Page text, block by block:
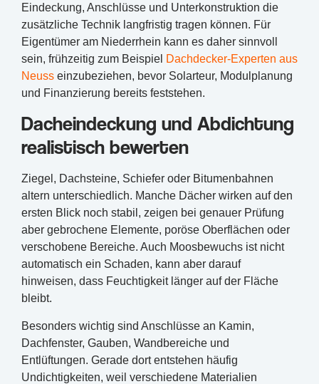
Eindeckung, Anschlüsse und Unterkonstruktion die
zusätzliche Technik langfristig tragen können. Für
Eigentümer am Niederrhein kann es daher sinnvoll
sein, frühzeitig zum Beispiel Dachdecker-Experten aus
Neuss einzubeziehen, bevor Solarteur, Modulplanung
und Finanzierung bereits feststehen.
Dacheindeckung und Abdichtung
realistisch bewerten
Ziegel, Dachsteine, Schiefer oder Bitumenbahnen
altern unterschiedlich. Manche Dächer wirken auf den
ersten Blick noch stabil, zeigen bei genauer Prüfung
aber gebrochene Elemente, poröse Oberflächen oder
verschobene Bereiche. Auch Moosbewuchs ist nicht
automatisch ein Schaden, kann aber darauf
hinweisen, dass Feuchtigkeit länger auf der Fläche
bleibt.
Besonders wichtig sind Anschlüsse an Kamin,
Dachfenster, Gauben, Wandbereiche und
Entlüftungen. Gerade dort entstehen häufig
Undichtigkeiten, weil verschiedene Materialien